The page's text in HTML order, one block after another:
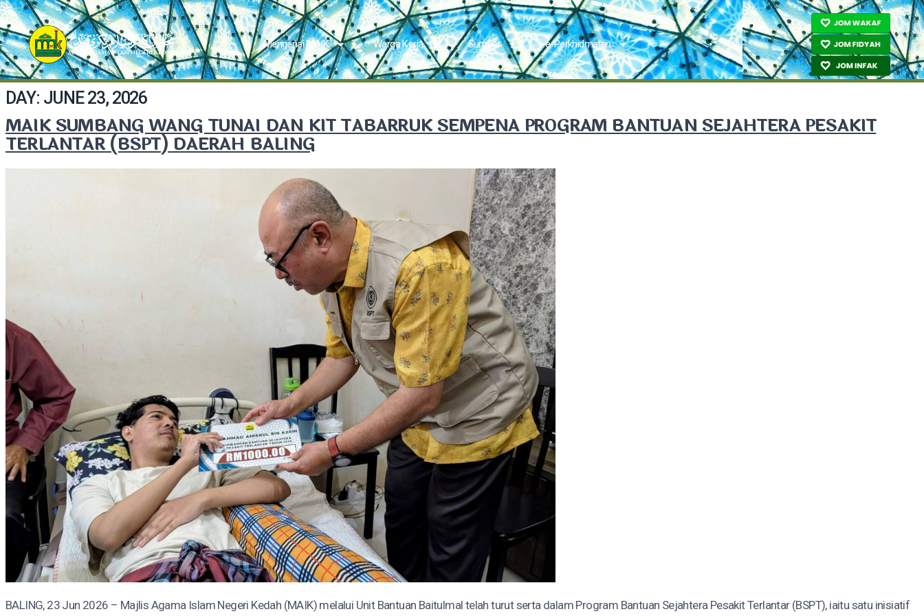
Mengenai MAIK Warga Kerja Sumber e-Perkhidmatan
DAY: JUNE 23, 2026
MAIK SUMBANG WANG TUNAI DAN KIT TABARRUK SEMPENA PROGRAM BANTUAN SEJAHTERA PESAKIT
TERLANTAR (BSPT) DAERAH BALING
BALING, 23 Jun 2026 – Majlis Agama Islam Negeri Kedah (MAIK) melalui Unit Bantuan Baitulmal telah turut serta dalam Program Bantuan Sejahtera Pesakit Terlantar (BSPT), iaitu satu inisiatif